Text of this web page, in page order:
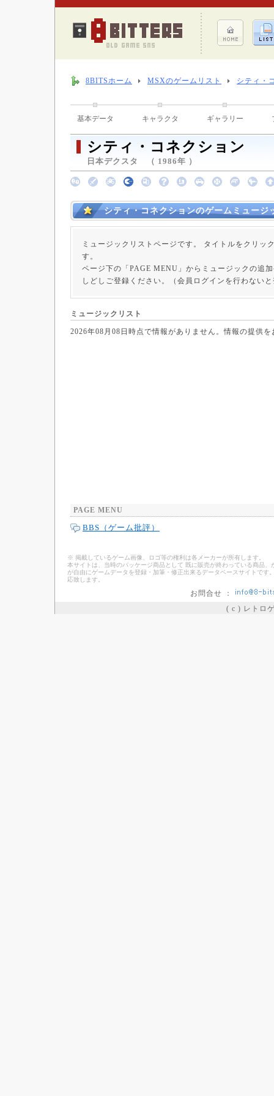
8BITSホーム MSXのゲームリスト シティ・
基本データ キャラクタ ギャラリー
シティ・コネクション
日本デクスタ （ 1986年 ）
シティ・コネクションのゲームミュージ
ミュージックリストページです。 タイトルをクリッ
す。
ページ下の「PAGE MENU」からミュージックの追
しどしご登録ください。（会員ログインを行わない
ミュージックリスト
2026年08月08日時点で情報がありません。情報の提供
PAGE MENU
BBS（ゲーム批評）
※ 掲載しているゲーム画像、ロゴ等の権利は各メーカーが所有します。
本サイトは、当時のパッケージ商品として 既に販売が終わっている商品
が自由にゲームデータを登録・加筆・修正出来るデータベースサイトで
応致します。
お問合せ ：
( c ) レトロ